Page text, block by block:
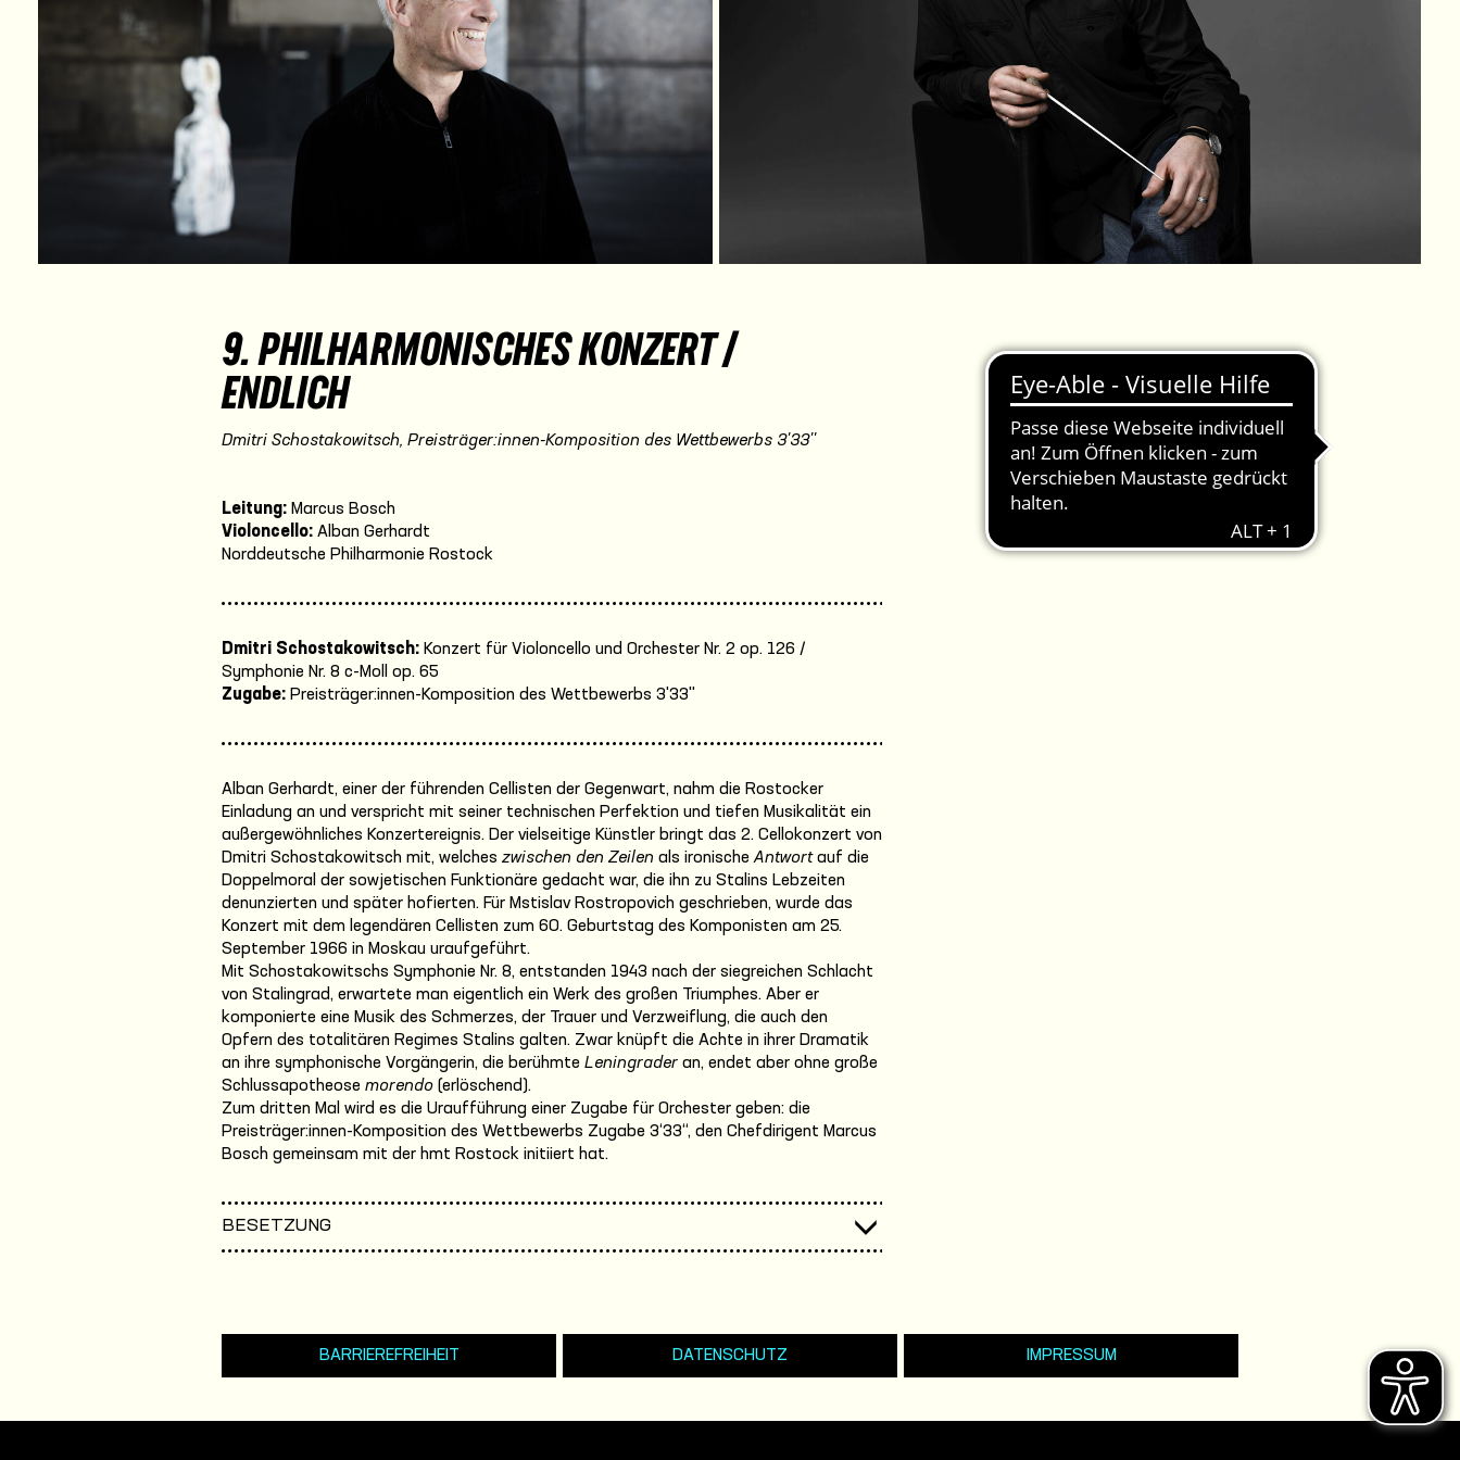
9. PHILHARMONISCHES KONZERT /
ENDLICH
Dmitri Schostakowitsch, Preisträger:innen-Komposition des Wettbewerbs 3'33''
Leitung: Marcus Bosch
Violoncello: Alban Gerhardt
Norddeutsche Philharmonie Rostock
Dmitri Schostakowitsch: Konzert für Violoncello und Orchester Nr. 2 op. 126 /
Symphonie Nr. 8 c-Moll op. 65
Zugabe: Preisträger:innen-Komposition des Wettbewerbs 3'33''
Alban Gerhardt, einer der führenden Cellisten der Gegenwart, nahm die Rostocker
Einladung an und verspricht mit seiner technischen Perfektion und tiefen Musikalität ein
außergewöhnliches Konzertereignis. Der vielseitige Künstler bringt das 2. Cellokonzert von
Dmitri Schostakowitsch mit, welches zwischen den Zeilen als ironischeAntwortauf die
Doppelmoral der sowjetischen Funktionäre gedacht war, die ihn zu Stalins Lebzeiten
denunzierten und später hofierten. Für Mstislav Rostropovich geschrieben, wurde das
Konzert mit dem legendären Cellisten zum 60. Geburtstag des Komponisten am 25.
September 1966 in Moskau uraufgeführt.
Mit Schostakowitschs Symphonie Nr. 8, entstanden 1943 nach der siegreichen Schlacht
von Stalingrad, erwartete man eigentlich ein Werk des großen Triumphes. Aber er
komponierte eine Musik des Schmerzes, der Trauer und Verzweiflung, die auch den
Opfern des totalitären Regimes Stalins galten. Zwar knüpft die Achte in ihrer Dramatik
an ihre symphonische Vorgängerin, die berühmte Leningrader an, endet aber ohne große
Schlussapotheose morendo (erlöschend).
Zum dritten Mal wird es die Uraufführung einer Zugabe für Orchester geben: die
Preisträger:innen-Komposition des Wettbewerbs Zugabe 3‘33‘‘, den Chefdirigent Marcus
Bosch gemeinsam mit der hmt Rostock initiiert hat.
BESETZUNG
BARRIEREFREIHEIT DATENSCHUTZ IMPRESSUM